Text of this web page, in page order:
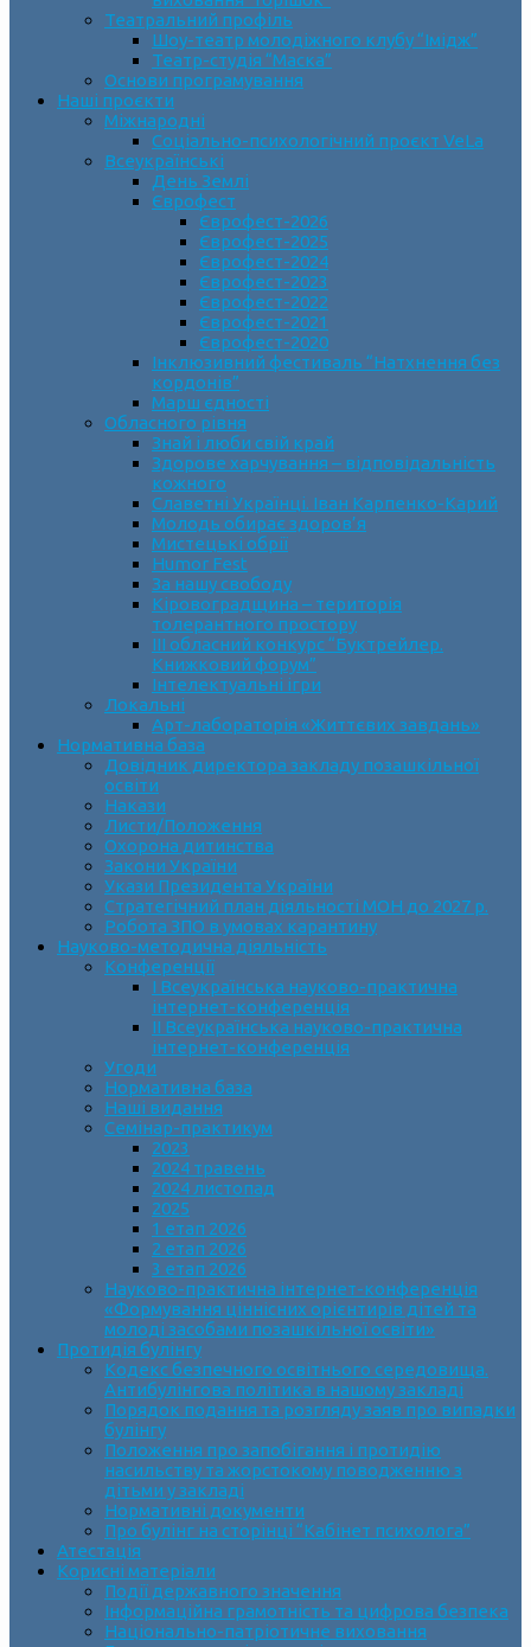
Театральний профіль
Шоу-театр молодіжного клубу “Імідж”
Театр-студія “Маска”
Основи програмування
Наші проєкти
Міжнародні
Соціально-психологічний проєкт VeLa
Всеукраїнські
День Землі
Єврофест
Єврофест-2026
Єврофест-2025
Єврофест-2024
Єврофест-2023
Єврофест-2022
Єврофест-2021
Єврофест-2020
Інклюзивний фестиваль “Натхнення без
кордонів”
Марш єдності
Обласного рівня
Знай і люби свій край
Здорове харчування – відповідальність
кожного
Славетні Українці. Іван Карпенко-Карий
Молодь обирає здоров’я
Мистецькі обрії
Humor Fest
За нашу свободу
Кіровоградщина – територія
толерантного простору
ІII обласний конкурс “Буктрейлер.
Книжковий форум”
Інтелектуальні ігри
Локальні
Арт-лабораторія «Життєвих завдань»
Нормативна база
Довідник директора закладу позашкільної
освіти
Накази
Листи/Положення
Охорона дитинства
Закони України
Укази Президента України
Стратегічний план діяльності МОН до 2027 р.
Робота ЗПО в умовах карантину
Науково-методична діяльність
Конференції
І Всеукраїнська науково-практична
інтернет-конференція
ІІ Всеукраїнська науково-практична
інтернет-конференція
Угоди
Нормативна база
Наші видання
Семінар-практикум
2023
2024 травень
2024 листопад
2025
1 етап 2026
2 етап 2026
3 етап 2026
Науково-практична інтернет-конференція
«Формування ціннісних орієнтирів дітей та
молоді засобами позашкільної освіти»
Протидія булінгу
Кодекс безпечного освітнього середовища.
Антибулінгова політика в нашому закладі
Порядок подання та розгляду заяв про випадки
булінгу
Положення про запобігання і протидію
насильству та жорстокому поводженню з
дітьми у закладі
Нормативні документи
Про булінг на сторінці “Кабінет психолога”
Атестація
Корисні матеріали
Події державного значення
Інформаційна грамотність та цифрова безпека
Національно-патріотичне виховання